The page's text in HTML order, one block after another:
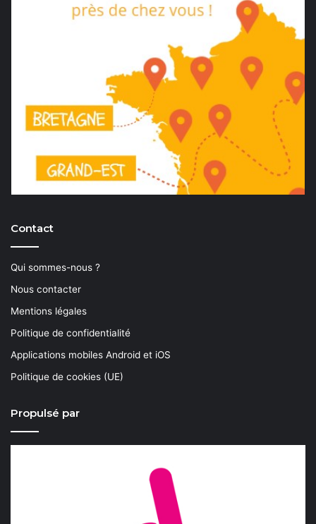
Contact
Qui sommes-nous ?
Nous contacter
Mentions légales
Politique de confidentialité
Applications mobiles Android et iOS
Politique de cookies (UE)
Propulsé par